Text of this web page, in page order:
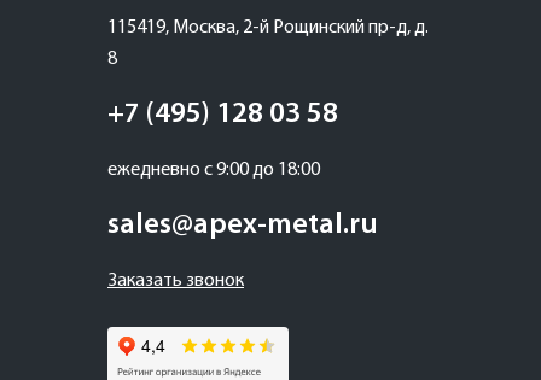
115419, Москва, 2-й Рощинский пр-д, д.
8
+7 (495) 128 03 58
ежедневно с 9:00 до 18:00
sales@apex-metal.ru
Заказать звонок